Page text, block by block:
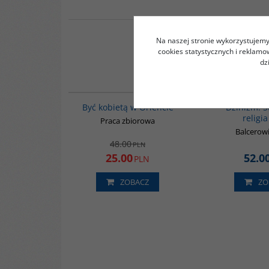
Być kobietą w Oriencie
Praca zbiorowa
48.00PLN
25.00PLN
ZOBACZ
Dżinizm.
Na naszej stronie
cookies statystycznych i